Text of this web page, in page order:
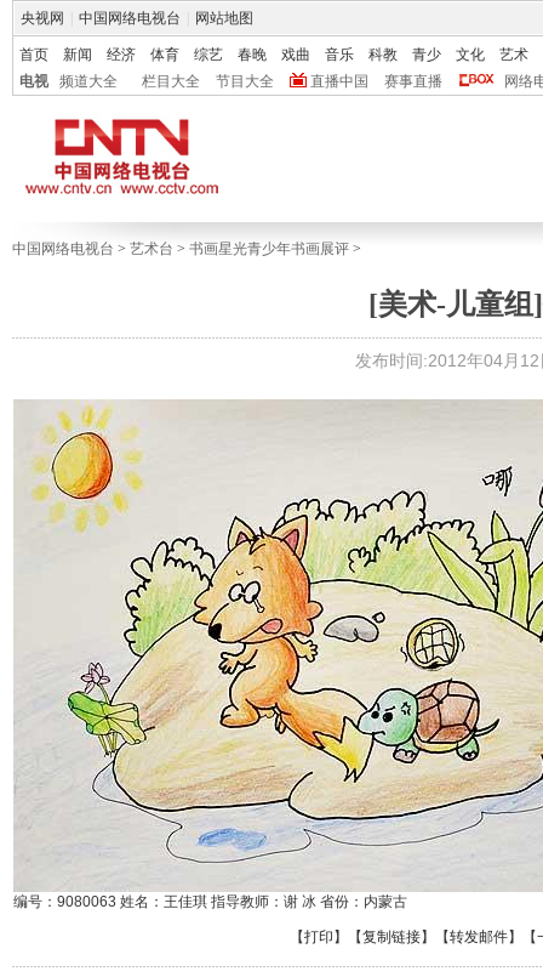
央视网 中国网络电视台 网站地图
首页 新闻 经济 体育 综艺 春晚 戏曲 音乐 科教 青少 文化
艺术
电视
频道大全 栏目大全 节目大全 直播中国 赛事直播 网络
中国网络电视台 > 艺术台 > 书画星光青少年书画展评 >
[美术-儿童组
发布时间:2012年04月
编号：9080063 姓名：王佳琪 指导教师：谢 冰 省份：内蒙古
【打印 】【复制链接】【转发邮件】